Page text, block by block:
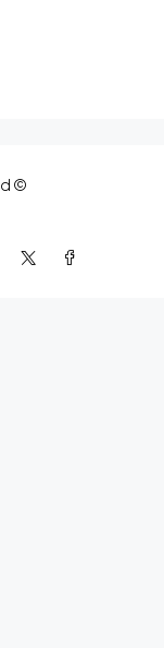
© Houzez - All rights reserved